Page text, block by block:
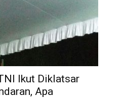
Ikut Diklatsar
Apa